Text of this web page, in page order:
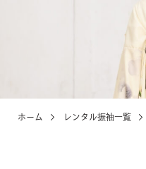
フォト
KIDS
ホーム レンタル振袖一覧